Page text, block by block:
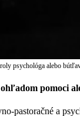
psychológa alebo
pomoci
pastoračné a